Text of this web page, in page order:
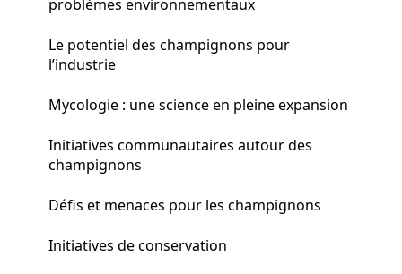
problèmes environnementaux
Le potentiel des champignons pour
l’industrie
Mycologie : une science en pleine expansion
Initiatives communautaires autour des
champignons
Défis et menaces pour les champignons
Initiatives de conservation